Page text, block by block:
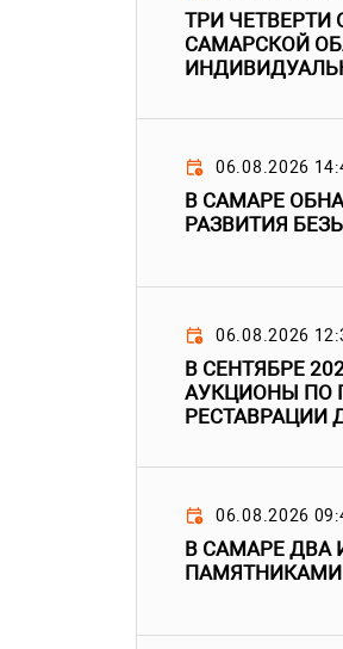
ТРИ ЧЕТВЕРТИ
САМАРСКОЙ
06.08.2026
В САМАРЕ
РАЗВИТИЯ
06.08.2026
В СЕНТЯБРЕ
АУКЦИОНЫ ПО
РЕСТАВРАЦИИ
06.08.2026
В САМАРЕ ДВА
ПАМЯТНИКАМИ